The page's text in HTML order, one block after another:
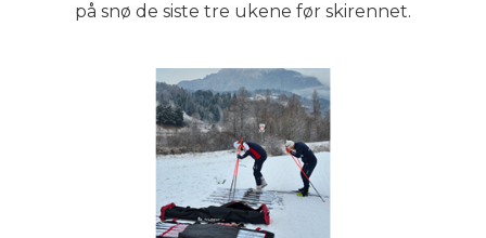
på snø de siste tre ukene før skirennet.